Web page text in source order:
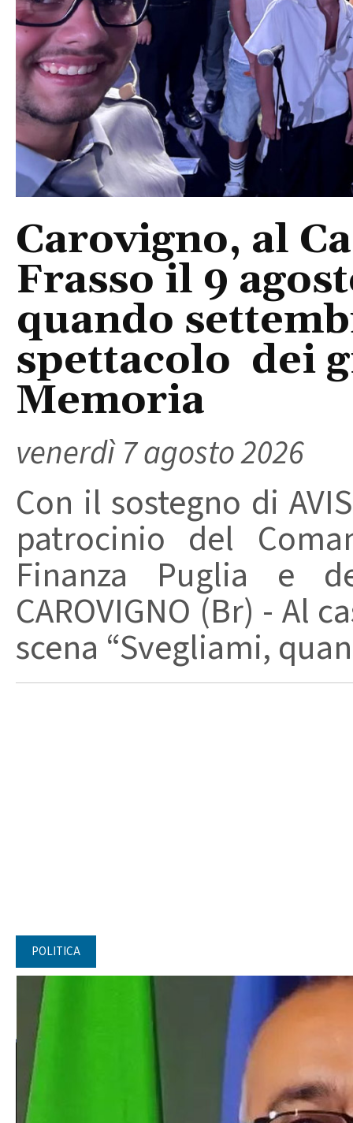
Carovigno, al
Frasso il 9
quando
spettacolo dei
Memoria
venerdì 7 agosto 2026
Con il sostegno di
patrocinio del
Finanza Puglia e
CAROVIGNO (Br) - Al
scena “Svegliami,
POLITICA